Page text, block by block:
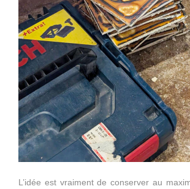
L’idée est vraiment de conserver au